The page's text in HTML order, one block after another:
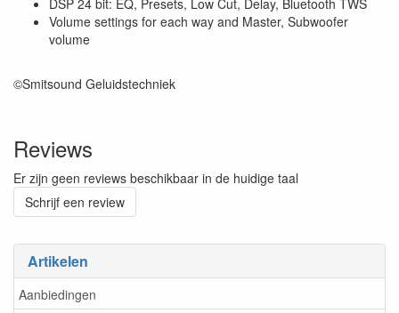
Artikelen
Aanbiedingen
DSP 24 bit: EQ, Presets, Low Cut, Delay, Bluetooth TWS
Volume settings for each way and Master, Subwoofer
volume
©Smitsound Geluidstechniek
Reviews
Er zijn geen reviews beschikbaar in de huidige taal
Schrijf een review